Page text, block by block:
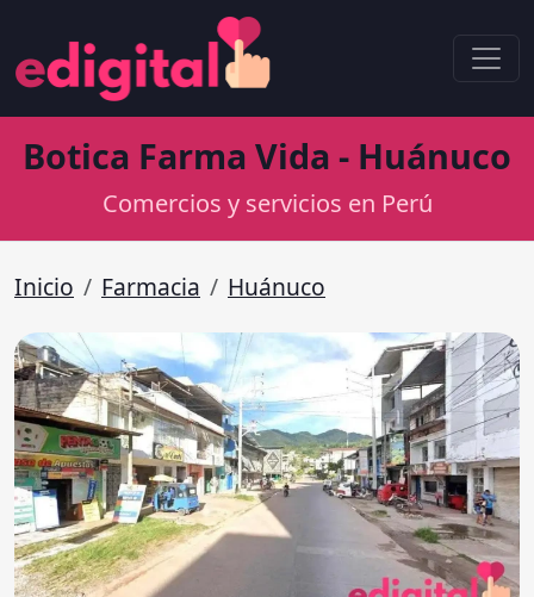
Botica Farma Vida - Huánuco
Comercios y servicios en Perú
Inicio Farmacia Huánuco